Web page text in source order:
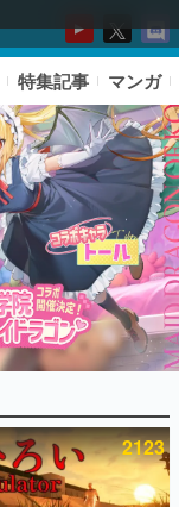
特集記事 マンガ
2123